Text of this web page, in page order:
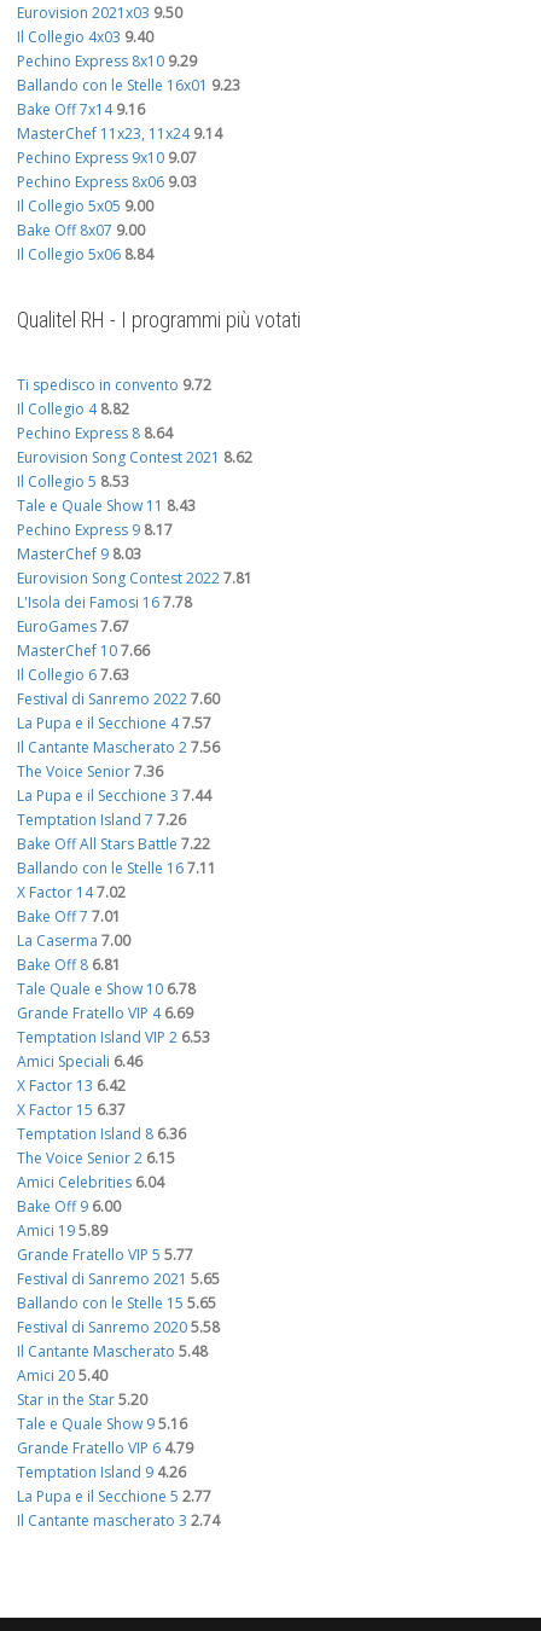
Eurovision 2021x03 9.50
Il Collegio 4x03 9.40
Pechino Express 8x10 9.29
Ballando con le Stelle 16x01 9.23
Bake Off 7x14 9.16
MasterChef 11x23, 11x24 9.14
Pechino Express 9x10 9.07
Pechino Express 8x06 9.03
Il Collegio 5x05 9.00
Bake Off 8x07 9.00
Il Collegio 5x06 8.84
Qualitel RH - I programmi più votati
Ti spedisco in convento 9.72
Il Collegio 4 8.82
Pechino Express 8 8.64
Eurovision Song Contest 2021 8.62
Il Collegio 5 8.53
Tale e Quale Show 11 8.43
Pechino Express 9 8.17
MasterChef 9 8.03
Eurovision Song Contest 20227.81
L'Isola dei Famosi 167.78
EuroGames7.67
MasterChef 107.66
Il Collegio 67.63
Festival di Sanremo 20227.60
La Pupa e il Secchione 47.57
Il Cantante Mascherato 27.56
The Voice Senior7.36
La Pupa e il Secchione 3 7.44
Temptation Island 7 7.26
Bake Off All Stars Battle 7.22
Ballando con le Stelle 167.11
X Factor 147.02
Bake Off 7 7.01
La Caserma 7.00
Bake Off 8 6.81
Tale Quale e Show 10 6.78
Grande Fratello VIP 4 6.69
Temptation Island VIP 2 6.53
Amici Speciali 6.46
X Factor 13 6.42
X Factor 15 6.37
Temptation Island 8 6.36
The Voice Senior 2 6.15
Amici Celebrities 6.04
Bake Off 9 6.00
Amici 195.89
Grande Fratello VIP 5 5.77
Festival di Sanremo 2021 5.65
Ballando con le Stelle 15 5.65
Festival di Sanremo 20205.58
Il Cantante Mascherato 5.48
Amici 205.40
Star in the Star5.20
Tale e Quale Show 95.16
Grande Fratello VIP 6 4.79
Temptation Island 9 4.26
La Pupa e il Secchione 5 2.77
Il Cantante mascherato 3 2.74